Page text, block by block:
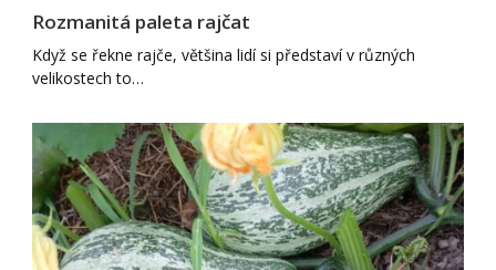
Rozmanitá paleta rajčat
Když se řekne rajče, většina lidí si představí v různých
velikostech to…